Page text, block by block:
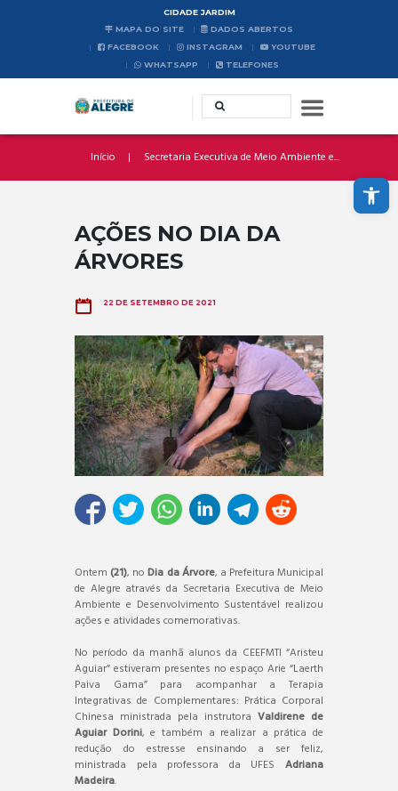
Abrir a barra de ferramentas
CIDADE JARDIM
MAPA DO SITE
DADOS ABERTOS
FACEBOOK
INSTAGRAM
YOUTUBE
WHATSAPP
TELEFONES
Início Secretaria Executiva de Meio Ambiente e...
AÇÕES NO DIA DA
ÁRVORES
22 DE SETEMBRO DE 2021
Ontem(21), no Dia da Árvore, a Prefeitura Municipal
de Alegre através da Secretaria Executiva de Meio
Ambiente e Desenvolvimento Sustentável realizou
ações e atividades comemorativas.
No período da manhã alunos da CEEFMTI “Aristeu
Aguiar” estiveram presentes no espaço Arie “Laerth
Paiva Gama” para acompanhar a Terapia
Integrativas de Complementares: Prática Corporal
Chinesa ministrada pela instrutora Valdirene de
Aguiar Dorini, e também a realizar a prática de
redução do estresse ensinando a ser feliz,
ministrada pela professora da UFES Adriana
Madeira.